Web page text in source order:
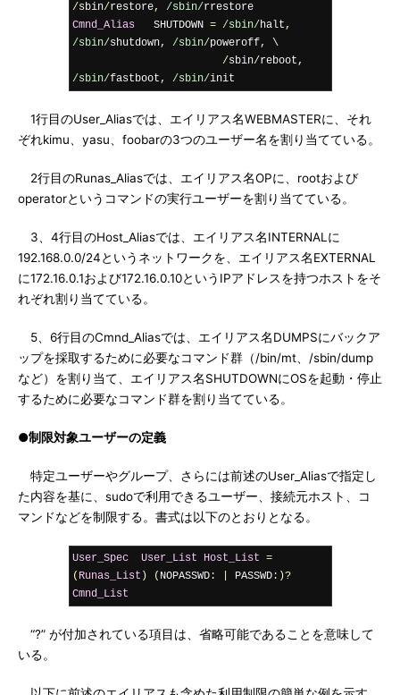
/sbin/restore, /sbin/
rrestore
Cmnd_Alias
   SHUTDOWN
= /sbin/halt,
/sbin/shutdown, /sbin/poweroff,
\
/sbin/reboot,
/sbin/fastboot, /sbin/init
1行目のUser_Aliasでは、エイリアス名WEBMASTERに、それ
ぞれkimu、yasu、foobarの3つのユーザー名を割り当てている。
2行目のRunas_Aliasでは、エイリアス名OPに、rootおよび
operatorというコマンドの実行ユーザーを割り当てている。
3、4行目のHost_Aliasでは、エイリアス名INTERNALに
192.168.0.0/24というネットワークを、エイリアス名EXTERNAL
に172.16.0.1および172.16.0.10というIPアドレスを持つホストをそ
れぞれ割り当てている。
5、6行目のCmnd_Aliasでは、エイリアス名DUMPSにバックア
ップを採取するために必要なコマンド群（/bin/mt、/sbin/dump
など）を割り当て、エイリアス名SHUTDOWNにOSを起動・停止
するために必要なコマンド群を割り当てている。
●制限対象ユーザーの定義
特定ユーザーやグループ、さらには前述のUser_Aliasで指定し
た内容を基に、sudoで利用できるユーザー、接続元ホスト、コ
マンドなどを制限する。書式は以下のとおりとなる。
User_Spec User_List Host_List =
( Runas_List ) ( NOPASSWD: PASSWD:)?
Cmnd_List
“?” が付加されている項目は、省略可能であることを意味して
いる。